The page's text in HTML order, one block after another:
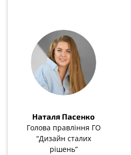
Наталя Пасенко
Голова правління ГО
“Дизайн сталих
рішень”